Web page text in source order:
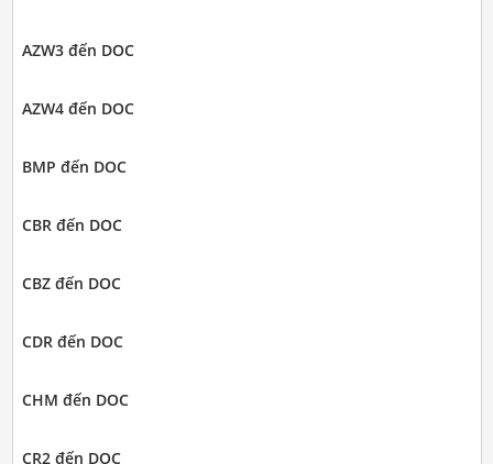
AZW3 đến DOC
AZW4 đến DOC
BMP đến DOC
CBR đến DOC
CBZ đến DOC
CDR đến DOC
CHM đến DOC
CR2 đến DOC